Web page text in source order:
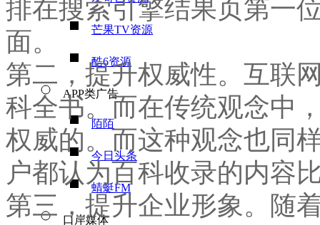
芒果TV资源
酷6资源
APP类广告
陌陌
今日头条
蜻蜓FM
口岸媒体
排在搜索引擎结果页第一
面。
第二，提升权威性。互联
科全书。而在传统观念中
权威的。而这种观念也同
户都认为百科收录的内容
第三，提升企业形象。随